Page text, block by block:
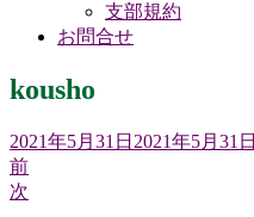
支部規約
お問合せ
kousho
2021年5月31日 2021年5月31日
前
次